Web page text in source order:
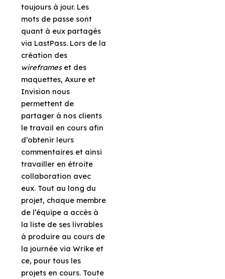
toujours à jour. Les
mots de passe sont
quant à eux partagés
via LastPass. Lors de la
création des
wireframeset des
maquettes, Axure et
Invision nous
permettent de
partager à nos clients
le travail en cours afin
d’obtenir leurs
commentaires et ainsi
travailler en étroite
collaboration avec
eux. Tout au long du
projet, chaque membre
de l’équipe a accès à
la liste de ses livrables
à produire au cours de
la journée via Wrike et
ce, pour tous les
projets en cours. Toute